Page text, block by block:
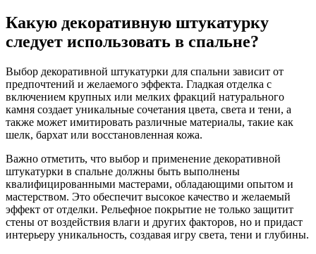
Какую декоративную штукатурку
следует использовать в спальне?
Выбор декоративной штукатурки для спальни зависит от
предпочтений и желаемого эффекта. Гладкая отделка с
включением крупных или мелких фракций натурального
камня создает уникальные сочетания цвета, света и тени, а
также может имитировать различные материалы, такие как
шелк, бархат или восстановленная кожа.
Важно отметить, что выбор и применение декоративной
штукатурки в спальне должны быть выполнены
квалифицированными мастерами, обладающими опытом и
мастерством. Это обеспечит высокое качество и желаемый
эффект от отделки. Рельефное покрытие не только защитит
стены от воздействия влаги и других факторов, но и придаст
интерьеру уникальность, создавая игру света, тени и глубины.